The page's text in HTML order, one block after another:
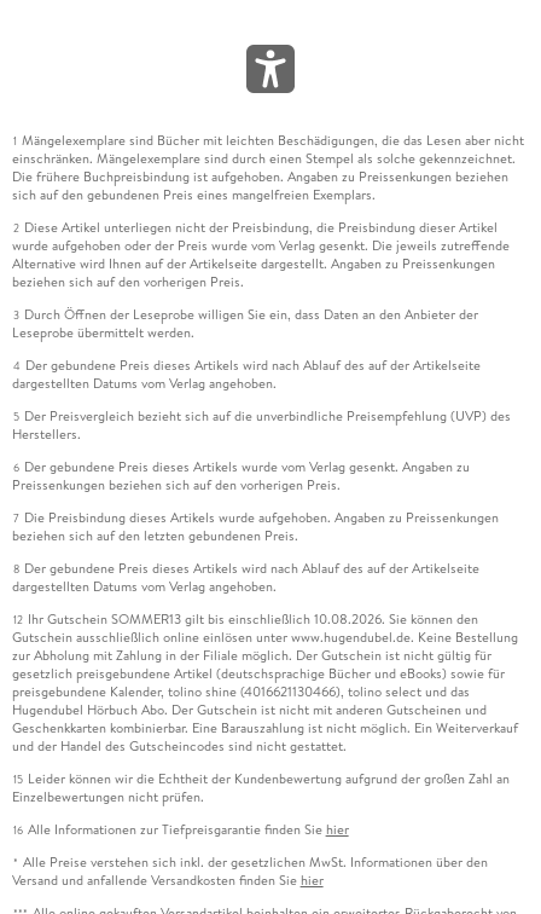
1 Mängelexemplare sind Bücher mit leichten Beschädigungen, die das Lesen aber nicht
einschränken. Mängelexemplare sind durch einen Stempel als solche gekennzeichnet.
Die frühere Buchpreisbindung ist aufgehoben. Angaben zu Preissenkungen beziehen
sich auf den gebundenen Preis eines mangelfreien Exemplars.
2 Diese Artikel unterliegen nicht der Preisbindung, die Preisbindung dieser Artikel
wurde aufgehoben oder der Preis wurde vom Verlag gesenkt. Die jeweils zutreffende
Alternative wird Ihnen auf der Artikelseite dargestellt. Angaben zu Preissenkungen
beziehen sich auf den vorherigen Preis.
3 Durch Öffnen der Leseprobe willigen Sie ein, dass Daten an den Anbieter der
Leseprobe übermittelt werden.
4 Der gebundene Preis dieses Artikels wird nach Ablauf des auf der Artikelseite
dargestellten Datums vom Verlag angehoben.
5 Der Preisvergleich bezieht sich auf die unverbindliche Preisempfehlung (UVP) des
Herstellers.
6 Der gebundene Preis dieses Artikels wurde vom Verlag gesenkt. Angaben zu
Preissenkungen beziehen sich auf den vorherigen Preis.
7 Die Preisbindung dieses Artikels wurde aufgehoben. Angaben zu Preissenkungen
beziehen sich auf den letzten gebundenen Preis.
8 Der gebundene Preis dieses Artikels wird nach Ablauf des auf der Artikelseite
dargestellten Datums vom Verlag angehoben.
12 Ihr Gutschein SOMMER13 gilt bis einschließlich 10.08.2026. Sie können den
Gutschein ausschließlich online einlösen unter www.hugendubel.de. Keine Bestellung
zur Abholung mit Zahlung in der Filiale möglich. Der Gutschein ist nicht gültig für
gesetzlich preisgebundene Artikel (deutschsprachige Bücher und eBooks) sowie für
preisgebundene Kalender, tolino shine (4016621130466), tolino select und das
Hugendubel Hörbuch Abo. Der Gutschein ist nicht mit anderen Gutscheinen und
Geschenkkarten kombinierbar. Eine Barauszahlung ist nicht möglich. Ein Weiterverkauf
und der Handel des Gutscheincodes sind nicht gestattet.
15 Leider können wir die Echtheit der Kundenbewertung aufgrund der großen Zahl an
Einzelbewertungen nicht prüfen.
16 Alle Informationen zur Tiefpreisgarantie finden Sie hier
* Alle Preise verstehen sich inkl. der gesetzlichen MwSt. Informationen über den
Versand und anfallende Versandkosten finden Sie hier